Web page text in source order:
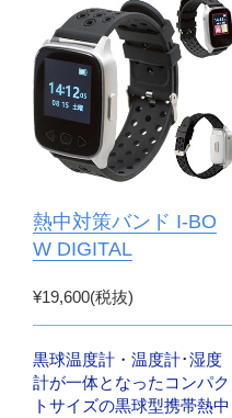
熱中対策バンド I-BO
W DIGITAL
¥19,600(税抜)
黒球温度計・温度計･湿度
計が一体となったコンパク
トサイズの黒球型携帯熱中